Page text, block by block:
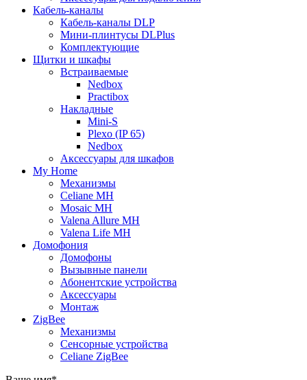
Кабель-каналы
Кабель-каналы DLP
Мини-плинтусы DLPlus
Комплектующие
Щитки и шкафы
Встраиваемые
Nedbox
Practibox
Накладные
Mini-S
Plexo (IP 65)
Nedbox
Аксессуары для шкафов
My Home
Механизмы
Celiane MH
Mosaic MH
Valena Allure MH
Valena Life MH
Домофония
Домофоны
Вызывные панели
Абонентские устройства
Аксессуары
Монтаж
ZigBee
Механизмы
Сенсорные устройства
Celiane ZigBee